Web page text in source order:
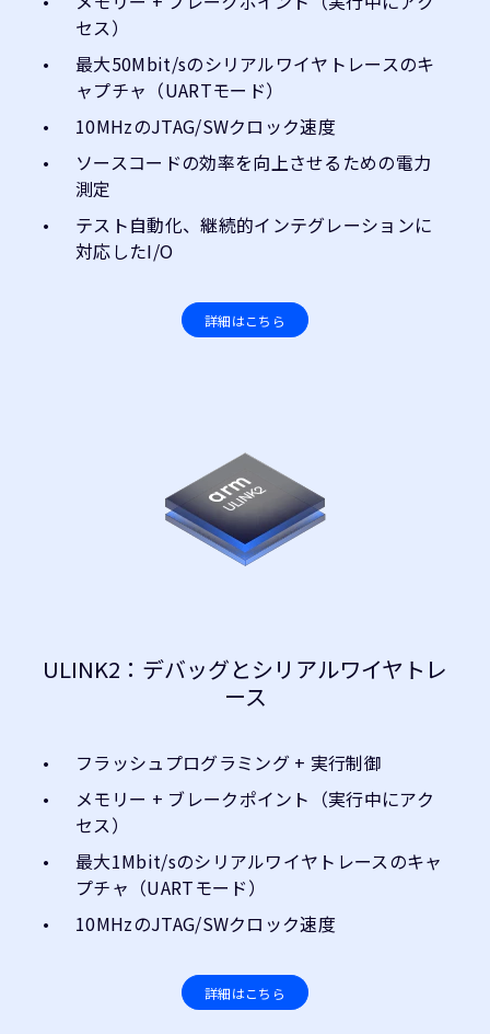
セス）
最大50Mbit/sのシリアルワイヤトレースのキ
ャプチャ（UARTモード）
10MHzのJTAG/SWクロック速度
ソースコードの効率を向上させるための電力
測定
テスト自動化、継続的インテグレーションに
対応したI/O
詳細はこちら
ULINK2：デバッグとシリアルワイヤトレ
ース
フラッシュプログラミング + 実行制御
メモリー + ブレークポイント（実行中にアク
セス）
最大1Mbit/sのシリアルワイヤトレースのキャ
プチャ（UARTモード）
10MHzのJTAG/SWクロック速度
詳細はこちら